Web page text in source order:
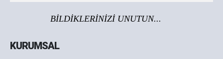
BİLDİKLERİNİZİ UNUTUN...
KURUMSAL